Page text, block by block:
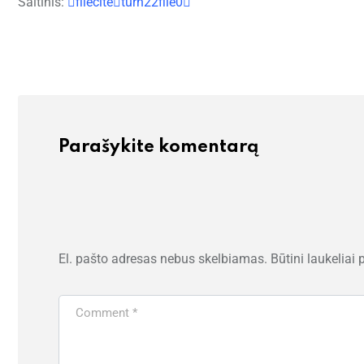
Parašykite komentarą
El. pašto adresas nebus skelbiamas. Būtini laukeliai